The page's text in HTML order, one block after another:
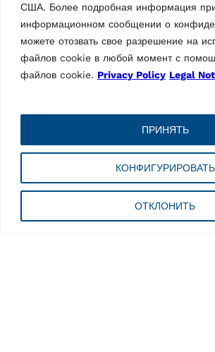
США. Более подробная информация
информационном сообщении о
можете отозвать свое разрешение на
файлов cookie в любой момент с
файлов cookie. Privacy Policy Legal
КОНФИГУРИРОВАТЬ
ОТКЛОНИТЬ
ПРИНЯТЬ
Стенд «сход-развал»
MPN: RAV.TD806.700575
6 CCD cтенд «Сход-развал»
для грузового автомобиля,
Стенд
CCD
MPN:
6 CCD
для